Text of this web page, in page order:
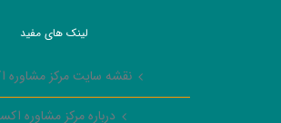
لینک های مفید
نقشه سایت مرکز مشاوره
درباره مرکز مشاوره